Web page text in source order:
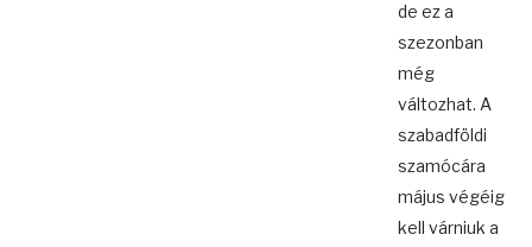
de ez a
szezonban
még
változhat. A
szabadföldi
szamócára
május végéig
kell várniuk a